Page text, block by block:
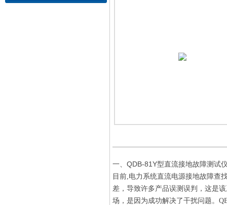
一、 QDB-81Y型直流接地故障测试
目前,电力系统直流电源接地故障查
差，导致许多产品误测误判，这是
场，是因为成功解决了干扰问题。